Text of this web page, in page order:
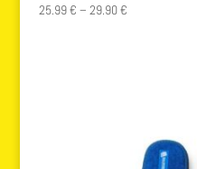
25.99€ – 29.90€